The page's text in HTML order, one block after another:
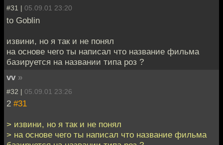
#31 | 05.09.01 23:20
to Goblin
извини, но я так и не понял
на основе чего ты написал что название фильма
базируется на названии типа роз ?
vv »
#32 | 05.09.01 23:26
2 #31
> извини, но я так и не понял
> на основе чего ты написал что название фильма